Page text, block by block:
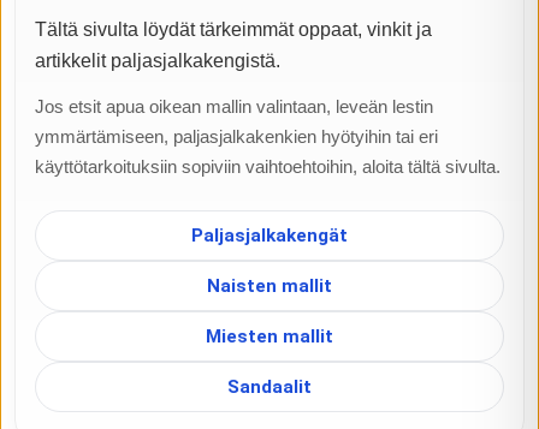
Tältä sivulta löydät tärkeimmät oppaat, vinkit ja
artikkelit paljasjalkakengistä.
Jos etsit apua oikean mallin valintaan, leveän lestin
ymmärtämiseen, paljasjalkakenkien hyötyihin tai eri
käyttötarkoituksiin sopiviin vaihtoehtoihin, aloita tältä sivulta.
Paljasjalkakengät
Naisten mallit
Miesten mallit
Sandaalit